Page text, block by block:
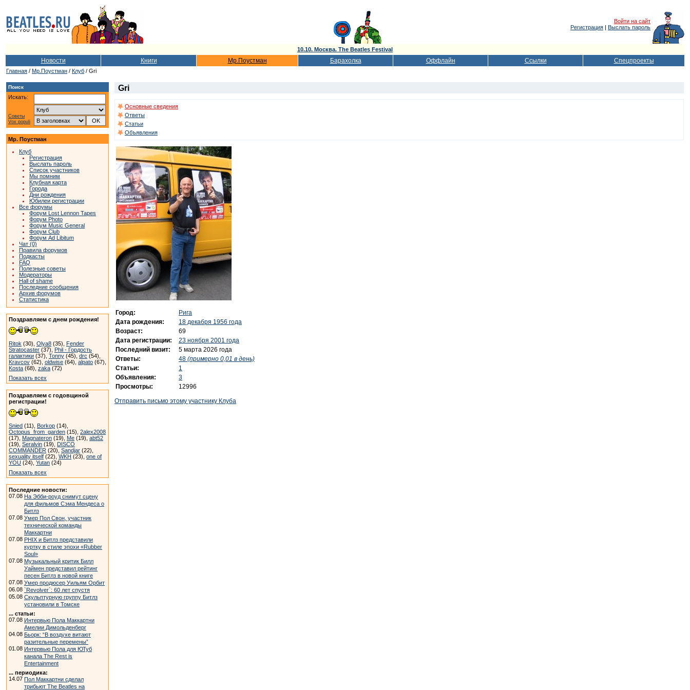
Войти на сайт
Регистрация | Выслать пароль
10.10. Москва. The Beatles Festival
Новости Книги Мр.Поустман Барахолка Оффлайн Ссылки Спецпроекты
Главная / Мр.Поустман / Клуб / Gri
Поиск
Искать:
Советы
Vox populi
Мр. Поустман
Клуб
Регистрация
Выслать пароль
Список участников
Мы помним
Клубная карта
Города
Дни рождения
Юбилеи регистрации
Все форумы
Форум Lost Lennon Tapes
Форум Photo
Форум Music General
Форум Club
Форум Ad Libitum
Чат (0)
Правила форумов
Подкасты
FAQ
Полезные советы
Модераторы
Hall of shame
Последние сообщения
Архив форумов
Статистика
Поздравляем с днем рождения!
Ritok (30), Olya8 (35), Fender
Stratocaster (37), Phil - Гордость
галактики (37), Tonny (45), drc (54),
Kravcov (62), oldwise (64), alpato (67),
Kosta (68), zaka (72)
Показать всех
Поздравляем с годовщиной
регистрации!
Snied (11), Borkop (14),
Octopus_from_garden (15), 2alex2008
(17), Magnateron (19), Me (19), abt52
(19), Seralvin (19), DISCO
COMMANDER (20), Sandjar (22),
sexuality itself (22), WKH (23), one of
YOU (24), Yutan (24)
Показать всех
Последние новости:
07.08 На Эбби-роуд снимут сцену
для фильмов Сэма Мендеса о
Битлз
07.08 Умер Пол Свон, участник
технической команды
Маккартни
07.08 PHIX и Битлз представили
куртку в стиле эпохи «Rubber
Soul»
07.08 Музыкальный критик Билл
Уаймен представил рейтинг
песен Битлз в новой книге
07.08 Умер продюсер Уильям Орбит
06.08 `Revolver`: 60 лет спустя
05.08 Скульптурную группу Битлз
установили в Томске
... статьи:
07.08 Интервью Пола Маккартни
Амелии Димольденберг
04.08 Бьорк: “В воздухе витают
разительные перемены”
01.08 Интервью Пола для ЮТуб
канала The Rest is
Entertainment
... периодика:
14.07 Пол Маккартни сделал
трибьют The Beatles на
Gri
Основные сведения
Ответы
Статьи
Объявления
Город:
Рига
Дата рождения:
18 декабря 1956 года
Возраст:
69
Дата регистрации:
23 ноября 2001 года
Последний визит:
5 марта 2026 года
Ответы:
48 (примерно 0,01 в день)
Статьи:
1
Объявления:
3
Просмотры:
12996
Отправить письмо этому участнику Клуба